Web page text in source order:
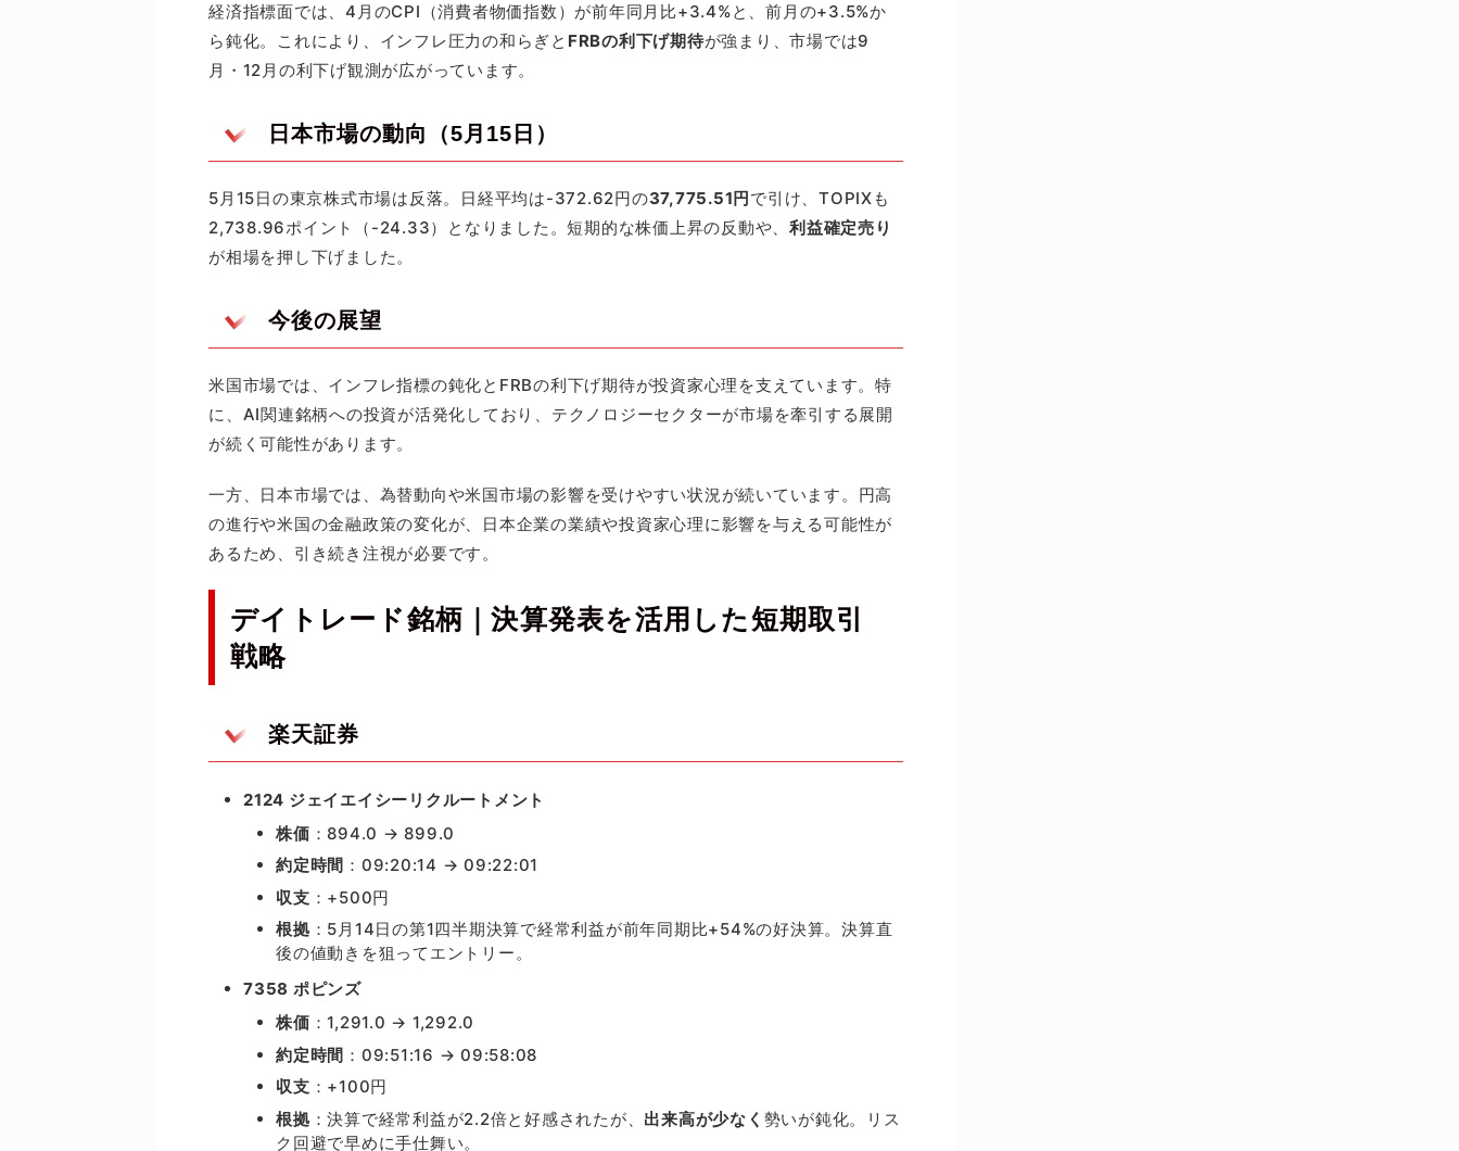
経済指標面では、4月のCPI（消費者物価指数）が前年同月比+3.4%と、前月の+3.5%か
ら鈍化。これにより、インフレ圧力の和らぎと FRBの利下げ期待が強まり、市場では9
月・12月の利下げ観測が広がっています。
日本市場の動向（5月15日）
5月15日の東京株式市場は反落。日経平均は-372.62円の37,775.51円 で引け、TOPIXも
2,738.96ポイント（-24.33）となりました。短期的な株価上昇の反動や、 利益確定売り
が相場を押し下げました。
今後の展望
米国市場では、インフレ指標の鈍化とFRBの利下げ期待が投資家心理を支えています。特
に、AI関連銘柄への投資が活発化しており、テクノロジーセクターが市場を牽引する展開
が続く可能性があります。
一方、日本市場では、為替動向や米国市場の影響を受けやすい状況が続いています。円高
の進行や米国の金融政策の変化が、日本企業の業績や投資家心理に影響を与える可能性が
あるため、引き続き注視が必要です。
デイトレード銘柄｜決算発表を活用した短期取引
戦略
楽天証券
2124 ジェイエイシーリクルートメント
株価 ：894.0 → 899.0
約定時間 ：09:20:14 → 09:22:01
収支 ：+500円
根拠 ：5月14日の第1四半期決算で経常利益が前年同期比+54%の好決算。決算直
後の値動きを狙ってエントリー。
7358 ポピンズ
株価 ：1,291.0 → 1,292.0
約定時間 ：09:51:16 → 09:58:08
収支 ：+100円
根拠 ：決算で経常利益が2.2倍と好感されたが、 出来高が少なく 勢いが鈍化。リス
ク回避で早めに手仕舞い。